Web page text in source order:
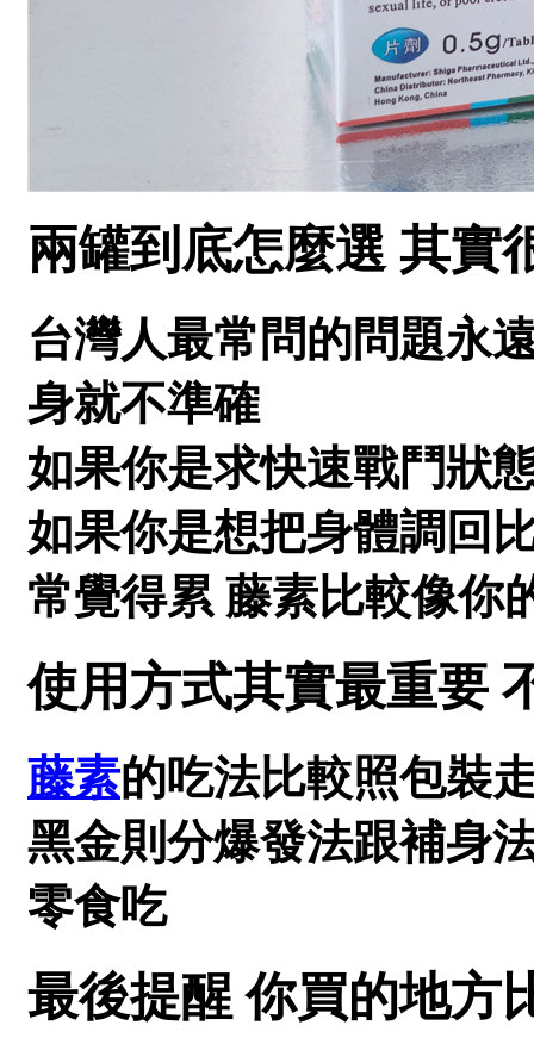
兩罐到底怎麼選 其實
台灣人最常問的問題永
身就不準確
如果你是求快速戰鬥狀
如果你是想把身體調回
常覺得累 藤素比較像你
使用方式其實最重要
藤素的吃法比較照包裝
黑金則分爆發法跟補身
零食吃
最後提醒 你買的地方